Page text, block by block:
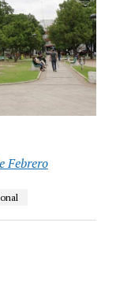
Febrero